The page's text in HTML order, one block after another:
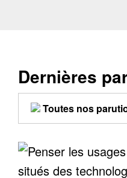
Dernières
Toutes nos